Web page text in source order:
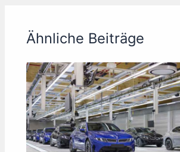
Ähnliche Beiträge